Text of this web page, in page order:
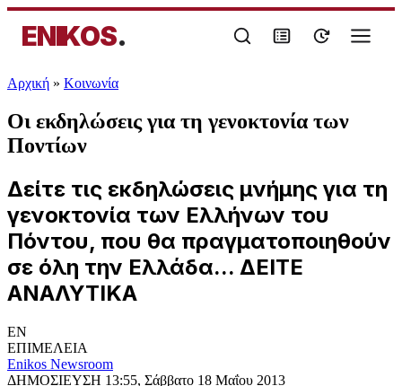
ENIKOS.
Αρχική » Κοινωνία
Οι εκδηλώσεις για τη γενοκτονία των
Ποντίων
Δείτε τις εκδηλώσεις μνήμης για τη
γενοκτονία των Ελλήνων του
Πόντου, που θα πραγματοποιηθούν
σε όλη την Ελλάδα... ΔΕΙΤΕ
ΑΝΑΛΥΤΙΚΑ
EN
ΕΠΙΜΕΛΕΙΑ
Enikos Newsroom
ΔΗΜΟΣΙΕΥΣΗ 13:55, Σάββατο 18 Μαΐου 2013